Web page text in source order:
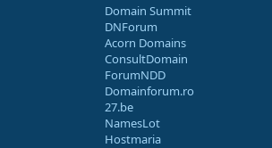
Domain Summit
DNForum
Acorn Domains
ConsultDomain
ForumNDD
Domainforum.ro
27.be
NamesLot
Hostmaria